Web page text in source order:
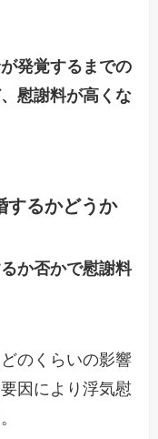
発覚するまでの
慰謝料が高くな
するかどうか
か否かで慰謝料
のくらいの影響
因により浮気慰